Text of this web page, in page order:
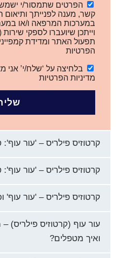
הפרטים שתמסור/י
קשר, מענה לפנייתך ותיאום
וייתכן שיועברו לספקי
תפעול האתר ומדידת
הפרטיות
בלחיצה על ‘שלח/י’
מדיניות הפרטיות
קרטוזיס פילריס – 'עור
קרטוזיס פילריס – 'עור
קרטוזיס פילריס – 'עור עוף'
עור עוף (קרטוזיס פילריס)
ואיך מטפלים?